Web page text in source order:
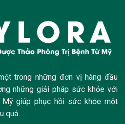
trong những đơn vị hàng đầu
những giải pháp sức khỏe với
giúp phục hồi sức khỏe một
quả.